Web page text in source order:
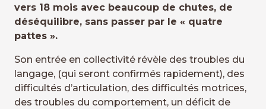
vers 18 mois avec beaucoup de chutes, de
déséquilibre, sans passer par le « quatre
pattes ».
Son entrée en collectivité révèle des troubles du
langage, (qui seront confirmés rapidement), des
difficultés d’articulation, des difficultés motrices,
des troubles du comportement, un déficit de